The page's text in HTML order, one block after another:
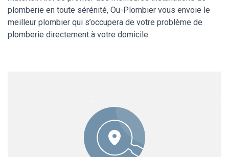
plomberie en toute sérénité, Ou-Plombier vous envoie le
meilleur plombier qui s’occupera de votre problème de
plomberie directement à votre domicile.